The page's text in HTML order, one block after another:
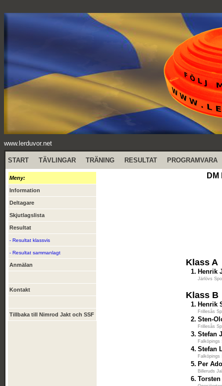
www.lerduvor.net
START TÄVLINGAR TRÄNING RESULTAT PROGRAMVARA
Meny:
Information
Deltagare
Skjutlagslista
Resultat
- Resultat klassvis
- Resultat sammanlagt
Anmälan
Kontakt
Tillbaka till Nimrod Jakt och SSF
Klass A
1. Henrik
Järlövs
Klass B
1. Henrik
Frillesås
2. Sten-
Frillesås
3. Stefan
Falköpings
4. Stefan
Falköpings
5. Per
Billeruds
6.